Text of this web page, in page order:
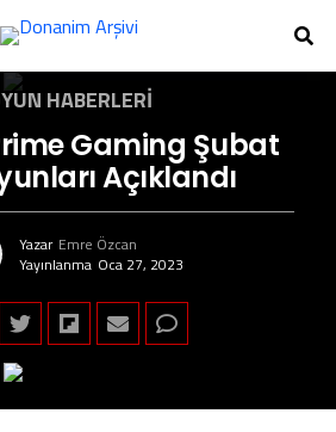
HABERLERI
Gaming Şubat
Açıklandı
Yazar Emre Özcan
Yayınlanma Oca 27, 2023